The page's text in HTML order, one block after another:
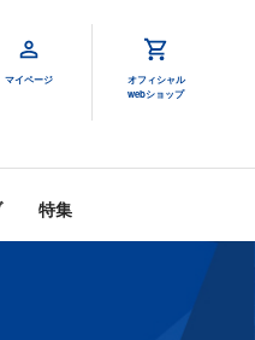
マイページ
オフィシャル
webショップ
特集